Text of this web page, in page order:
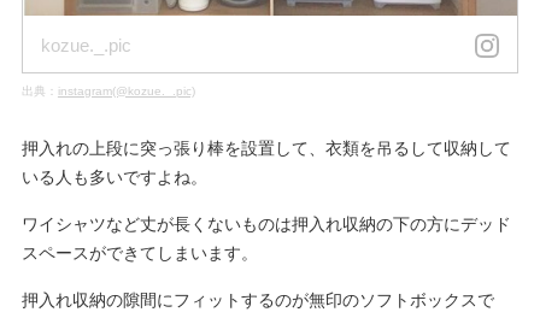
kozue._.pic
出典： instagram(@kozue._.pic)
押入れの上段に突っ張り棒を設置して、衣類を吊るして収納して
いる人も多いですよね。
ワイシャツなど丈が長くないものは押入れ収納の下の方にデッド
スペースができてしまいます。
押入れ収納の隙間にフィットするのが無印のソフトボックスで